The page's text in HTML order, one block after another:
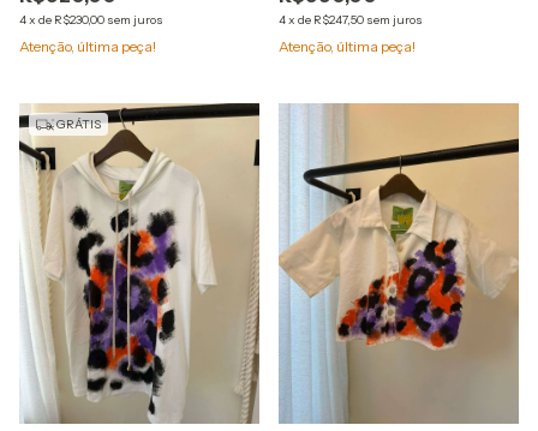
4x de R$230,00 sem juros
Atenção, última peça!
4x de R$247,50 sem juros
Atenção, última peça!
GRÁTIS